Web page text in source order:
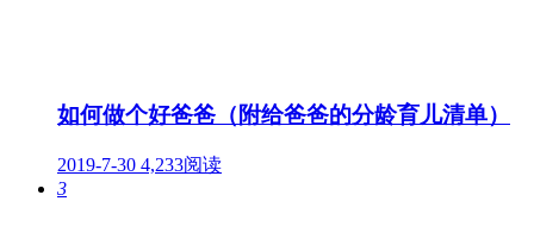
如何做个好爸爸（附给爸爸的分龄育儿清单）
2019-7-30 4,233阅读
3